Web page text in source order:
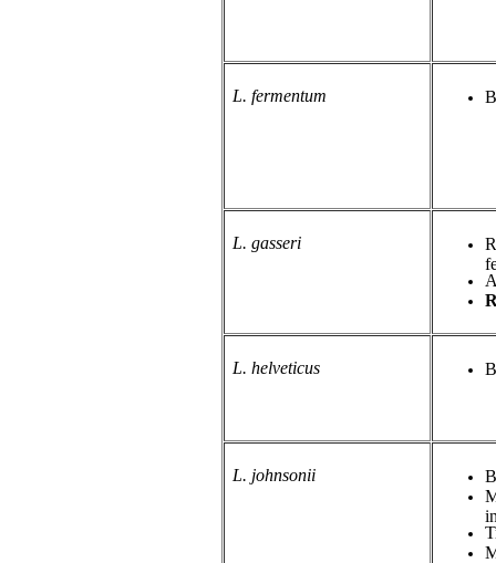
L. fermentum
L. gasseri
L. helveticus
L. johnsonii